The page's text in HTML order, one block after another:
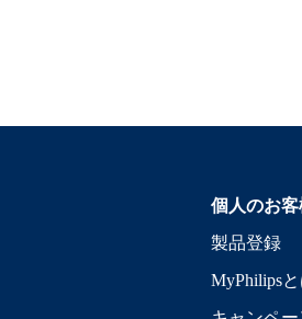
個人のお客
製品登録
MyPhilips